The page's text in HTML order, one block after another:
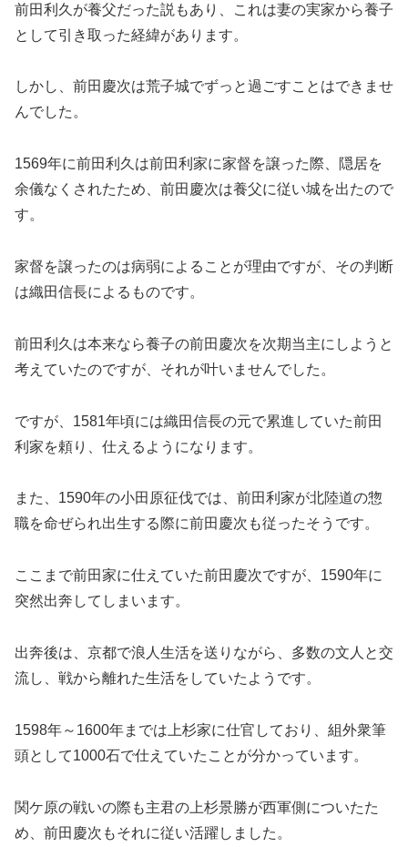
前田利久が養父だった説もあり、これは妻の実家から養子
として引き取った経緯があります。
しかし、前田慶次は荒子城でずっと過ごすことはできませ
んでした。
1569年に前田利久は前田利家に家督を譲った際、隠居を
余儀なくされたため、前田慶次は養父に従い城を出たので
す。
家督を譲ったのは病弱によることが理由ですが、その判断
は織田信長によるものです。
前田利久は本来なら養子の前田慶次を次期当主にしようと
考えていたのですが、それが叶いませんでした。
ですが、1581年頃には織田信長の元で累進していた前田
利家を頼り、仕えるようになります。
また、1590年の小田原征伐では、前田利家が北陸道の惣
職を命ぜられ出生する際に前田慶次も従ったそうです。
ここまで前田家に仕えていた前田慶次ですが、1590年に
突然出奔してしまいます。
出奔後は、京都で浪人生活を送りながら、多数の文人と交
流し、戦から離れた生活をしていたようです。
1598年～1600年までは上杉家に仕官しており、組外衆筆
頭として1000石で仕えていたことが分かっています。
関ケ原の戦いの際も主君の上杉景勝が西軍側についたた
め、前田慶次もそれに従い活躍しました。